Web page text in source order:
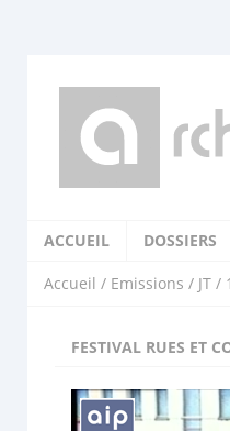
ACCUEIL DOSSIERS
Accueil / Emissions / JT /
FESTIVAL RUES ET